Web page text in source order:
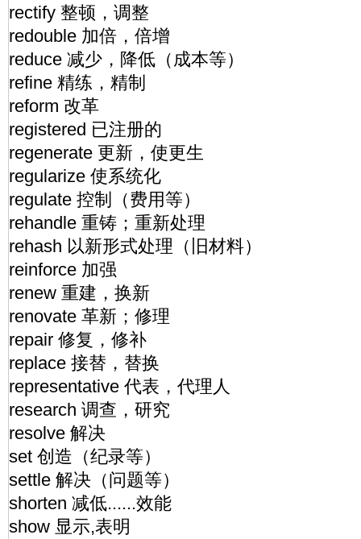
rectify 整顿，调整
redouble 加倍，倍增
reduce 减少，降低（成本等）
refine 精练，精制
reform 改革
registered 已注册的
regenerate 更新，使更生
regularize 使系统化
regulate 控制（费用等）
rehandle 重铸；重新处理
rehash 以新形式处理（旧材料）
reinforce 加强
renew 重建，换新
renovate 革新；修理
repair 修复，修补
replace 接替，替换
representative 代表，代理人
research 调查，研究
resolve 解决
set 创造（纪录等）
settle 解决（问题等）
shorten 减低......效能
show 显示,表明